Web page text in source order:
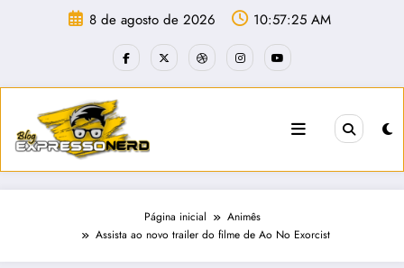
8 de agosto de 2026 10:57:26 AM
Página inicial
Animês
Assista ao novo trailer do filme de Ao No Exorcist